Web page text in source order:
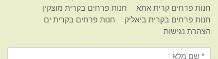
חנות פרחים קרית אתא
חנות פרחים בקרית מוצקין
חנות פרחים בקרית ביאליק
חנות פרחים בקרית ים
הצהרת נגישות